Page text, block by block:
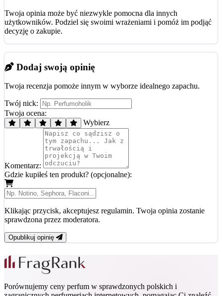
Twoja opinia może być niezwykle pomocna dla innych
użytkowników. Podziel się swoimi wrażeniami i pomóż im podjąć
decyzję o zakupie.
Dodaj swoją opinię
Twoja recenzja pomoże innym w wyborze idealnego zapachu.
Twój nick:
Twoja ocena:
Wybierz
Komentarz:
Gdzie kupiłeś ten produkt? (opcjonalne):
Klikając przycisk, akceptujesz regulamin. Twoja opinia zostanie
sprawdzona przez moderatora.
Opublikuj opinię
Porównujemy ceny perfum w sprawdzonych polskich i